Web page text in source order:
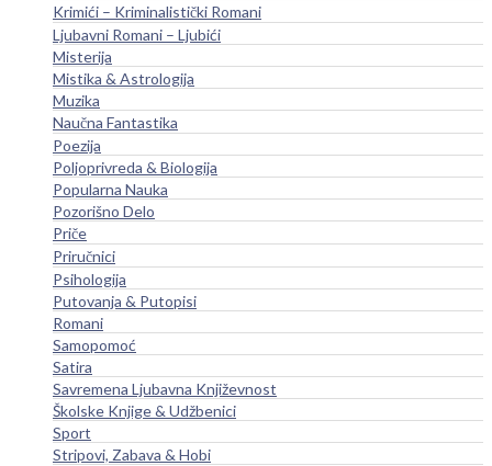
Krimići – Kriminalistički Romani
Ljubavni Romani – Ljubići
Misterija
Mistika & Astrologija
Muzika
Naučna Fantastika
Poezija
Poljoprivreda & Biologija
Popularna Nauka
Pozorišno Delo
Priče
Priručnici
Psihologija
Putovanja & Putopisi
Romani
Samopomoć
Satira
Savremena Ljubavna Književnost
Školske Knjige & Udžbenici
Sport
Stripovi, Zabava & Hobi